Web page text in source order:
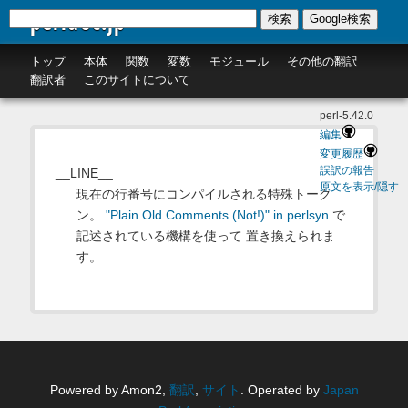
perldoc.jp
トップ 本体 関数 変数 モジュール
その他の翻訳
翻訳者
このサイトについて
検索 Google検索
perl-5.42.0
編集
変更履歴
誤訳の報告
原文を表示/隠す
__LINE__
現在の行番号にコンパイルされる特殊トーク
ン。 "Plain Old Comments (Not!)" in perlsyn で
記述されている機構を使って 置き換えられま
す。
Powered by Amon2, 翻訳, サイト . Operated by Japan